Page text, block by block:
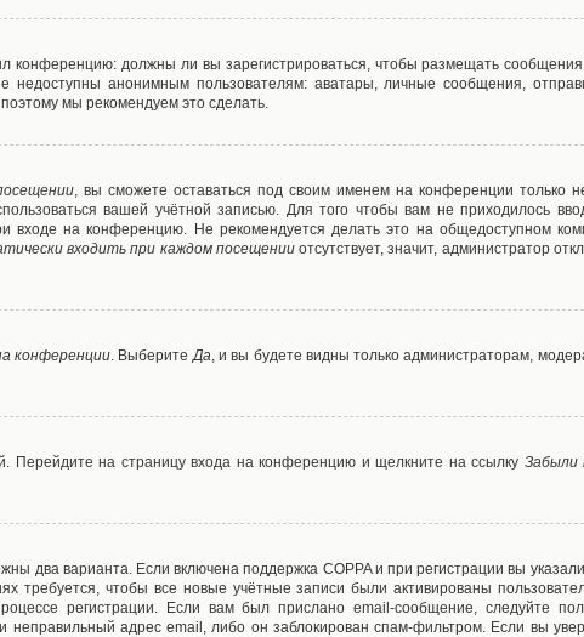
конференцию: должны ли вы зарегистрироваться, чтобы размещать
недоступны анонимным пользователям: аватары, личные сообщения,
мы рекомендуем это сделать.
, вы сможете оставаться под своим именем на конференции только
вашей учётной записью. Для того чтобы вам не приходилось
входе на конференцию. Не рекомендуется делать это на общедоступном
входить при каждом посещенииотсутствует, значит, администратор
конференции. ВыберитеДа, и вы будете видны только администраторам,
Перейдите на страницу входа на конференцию и щелкните на ссылку Забыли
два варианта. Если включена поддержка COPPA и при регистрации вы
требуется, чтобы все новые учётные записи были активированы
регистрации. Если вам был прислано email-сообщение, следуйте
адрес email, либо он заблокирован спам-фильтром. Если вы